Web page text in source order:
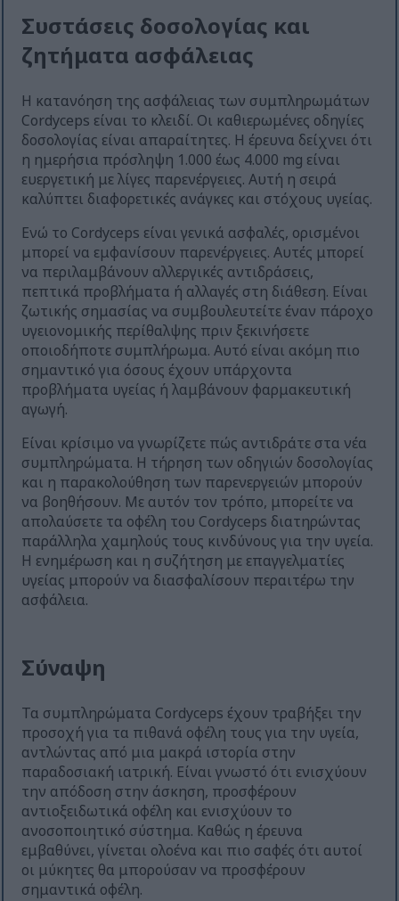
Συστάσεις δοσολογίας και
ζητήματα ασφάλειας
Η κατανόηση της ασφάλειας των συμπληρωμάτων
Cordyceps είναι το κλειδί. Οι καθιερωμένες οδηγίες
δοσολογίας είναι απαραίτητες. Η έρευνα δείχνει ότι
η ημερήσια πρόσληψη 1.000 έως 4.000 mg είναι
ευεργετική με λίγες παρενέργειες. Αυτή η σειρά
καλύπτει διαφορετικές ανάγκες και στόχους υγείας.
Ενώ το Cordyceps είναι γενικά ασφαλές, ορισμένοι
μπορεί να εμφανίσουν παρενέργειες. Αυτές μπορεί
να περιλαμβάνουν αλλεργικές αντιδράσεις,
πεπτικά προβλήματα ή αλλαγές στη διάθεση. Είναι
ζωτικής σημασίας να συμβουλευτείτε έναν πάροχο
υγειονομικής περίθαλψης πριν ξεκινήσετε
οποιοδήποτε συμπλήρωμα. Αυτό είναι ακόμη πιο
σημαντικό για όσους έχουν υπάρχοντα
προβλήματα υγείας ή λαμβάνουν φαρμακευτική
αγωγή.
Είναι κρίσιμο να γνωρίζετε πώς αντιδράτε στα νέα
συμπληρώματα. Η τήρηση των οδηγιών δοσολογίας
και η παρακολούθηση των παρενεργειών μπορούν
να βοηθήσουν. Με αυτόν τον τρόπο, μπορείτε να
απολαύσετε τα οφέλη του Cordyceps διατηρώντας
παράλληλα χαμηλούς τους κινδύνους για την υγεία.
Η ενημέρωση και η συζήτηση με επαγγελματίες
υγείας μπορούν να διασφαλίσουν περαιτέρω την
ασφάλεια.
Σύναψη
Τα συμπληρώματα Cordyceps έχουν τραβήξει την
προσοχή για τα πιθανά οφέλη τους για την υγεία,
αντλώντας από μια μακρά ιστορία στην
παραδοσιακή ιατρική. Είναι γνωστό ότι ενισχύουν
την απόδοση στην άσκηση, προσφέρουν
αντιοξειδωτικά οφέλη και ενισχύουν το
ανοσοποιητικό σύστημα. Καθώς η έρευνα
εμβαθύνει, γίνεται ολοένα και πιο σαφές ότι αυτοί
οι μύκητες θα μπορούσαν να προσφέρουν
σημαντικά οφέλη.